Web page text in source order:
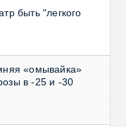
быть "легкого
«омывайка»
в -25 и -30